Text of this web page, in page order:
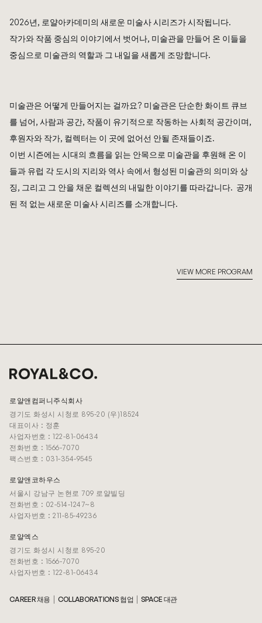
2026년, 로얄아카데미의 새로운 미술사 시리즈가 시작됩니다.
작가와 작품 중심의 이야기에서 벗어나, 미술관을 만들어 온 이들을
중심으로 미술관의 역할과 그 내일을 새롭게 조망합니다.
미술관은 어떻게 만들어지는 걸까요? 미술관은 단순한 화이트 큐브
를 넘어, 사람과 공간, 작품이 유기적으로 작동하는 사회적 공간이며,
후원자와 작가, 컬렉터는 이 곳에 없어선 안될 존재들이죠.
이번 시즌에는 시대의 흐름을 읽는 안목으로 미술관을 후원해 온 이
들과 유럽 각 도시의 지리와 역사 속에서 형성된 미술관의 의미와 상
징, 그리고 그 안을 채운 컬렉션의 내밀한 이야기를 따라갑니다. 공개
된 적 없는 새로운 미술사 시리즈를 소개합니다.
VIEW MORE PROGRAM
로얄앤컴퍼니주식회사
경기도 화성시 시청로 895-20 (우)18524
대표이사 : 정훈
사업자번호 : 122-81-06434
전화번호 : 1566-7070
팩스번호 : 031-354-9545
로얄앤코하우스
서울시 강남구 논현로 709 로얄빌딩
전화번호 : 02-514-1247~8
사업자번호 : 211-85-49236
로얄엑스
경기도 화성시 시청로 895-20
전화번호 : 1566-7070
사업자번호 : 122-81-06434
CAREER 채용 COLLABORATIONS 협업 SPACE 대관